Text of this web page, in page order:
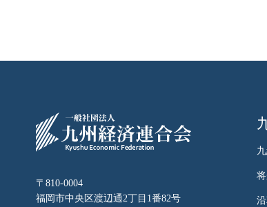
〒810-0004
福岡市中央区渡辺通2丁目1番82号